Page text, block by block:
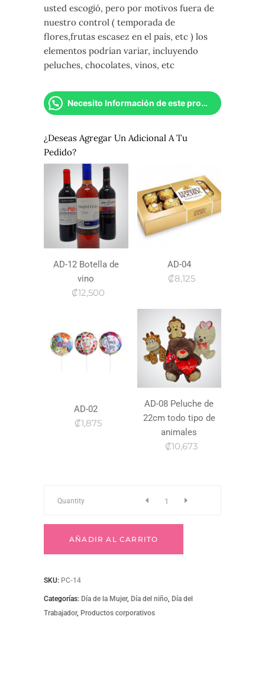
usted escogió, pero por motivos fuera de
nuestro control ( temporada de
flores,frutas escasez en el país, etc ) los
elementos podrían variar, incluyendo
peluches, chocolates, vinos, etc
Necesito Información de este producto
¿Deseas Agregar Un Adicional A Tu
Pedido?
AD-12 Botella de
vino
₡12,500
AD-04
₡8,125
AD-02
₡1,875
AD-08 Peluche de
22cm todo tipo de
animales
₡10,673
Pc-
venta
Quantity
AÑADIR AL CARRITO
SKU: PC-14
Categorías: Día de la Mujer, Día del niño, Día del
Trabajador, Productos corporativos